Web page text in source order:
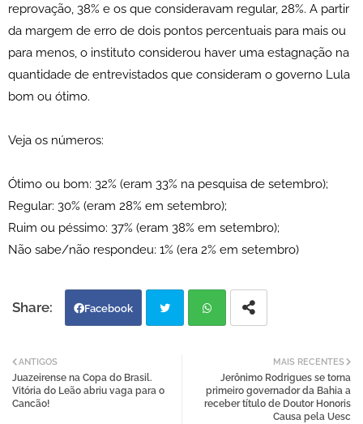
reprovação, 38% e os que consideravam regular, 28%. A partir
da margem de erro de dois pontos percentuais para mais ou
para menos, o instituto considerou haver uma estagnação na
quantidade de entrevistados que consideram o governo Lula
bom ou ótimo.
Veja os números:
Ótimo ou bom: 32% (eram 33% na pesquisa de setembro);
Regular: 30% (eram 28% em setembro);
Ruim ou péssimo: 37% (eram 38% em setembro);
Não sabe/não respondeu: 1% (era 2% em setembro)
Facebook
MAIS RECENTES
Jerônimo Rodrigues se torna
primeiro governador da Bahia a
receber título de Doutor Honoris
Causa pela Uesc
ANTIGOS
Juazeirense na Copa do Brasil.
Vitória do Leão abriu vaga para o
Cancão!